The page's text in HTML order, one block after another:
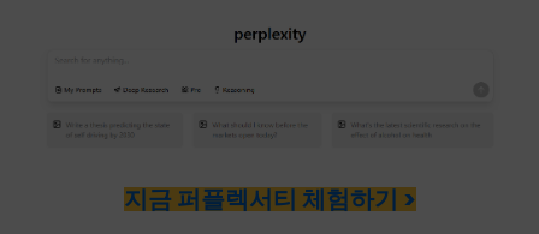
지금 퍼플렉서티 체험하기 >